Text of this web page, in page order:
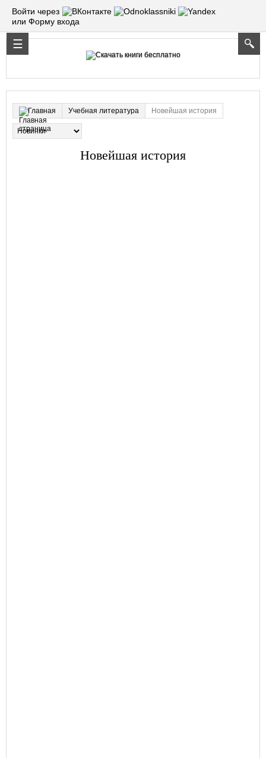
Войти через
или Форму входа
Главная Учебная литература Новейшая история
Новейшая история